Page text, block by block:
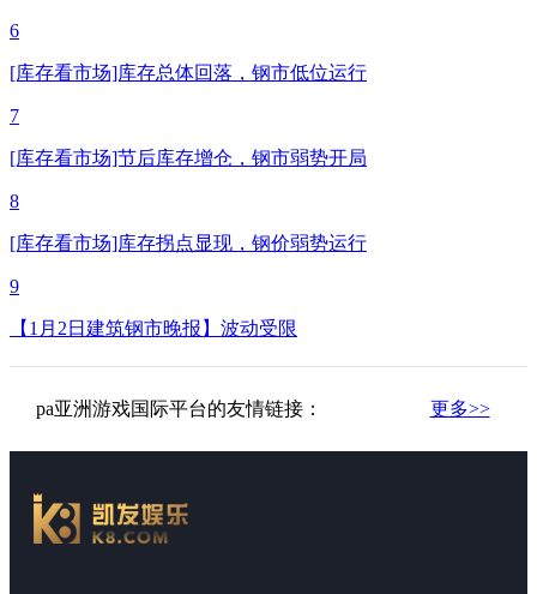
6
[库存看市场]库存总体回落，钢市低位运行
7
[库存看市场]节后库存增仓，钢市弱势开局
8
[库存看市场]库存拐点显现，钢价弱势运行
9
【1月2日建筑钢市晚报】波动受限
pa亚洲游戏国际平台的友情链接： 更多>>